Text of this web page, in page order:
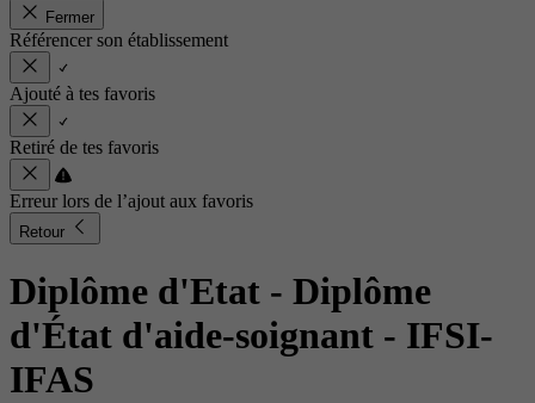
Fermer
Référencer son établissement
Ajouté à tes favoris
Retiré de tes favoris
Erreur lors de l’ajout aux favoris
Retour
Diplôme d'Etat - Diplôme
d'État d'aide-soignant - IFSI-
IFAS